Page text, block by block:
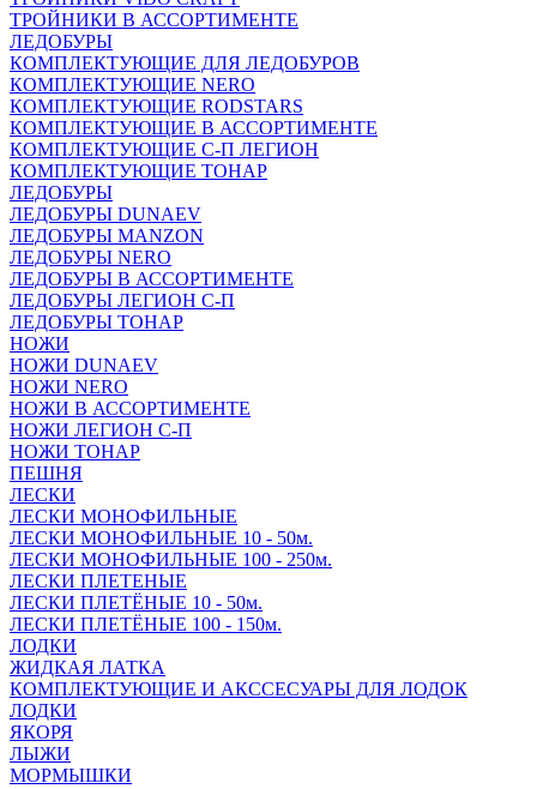
ТРОЙНИКИ В АССОРТИМЕНТЕ
ЛЕДОБУРЫ
КОМПЛЕКТУЮЩИЕ ДЛЯ ЛЕДОБУРОВ
КОМПЛЕКТУЮЩИЕ NERO
КОМПЛЕКТУЮЩИЕ RODSTARS
КОМПЛЕКТУЮЩИЕ В АССОРТИМЕНТЕ
КОМПЛЕКТУЮЩИЕ С-П ЛЕГИОН
КОМПЛЕКТУЮЩИЕ ТОНАР
ЛЕДОБУРЫ
ЛЕДОБУРЫ DUNAEV
ЛЕДОБУРЫ MANZON
ЛЕДОБУРЫ NERO
ЛЕДОБУРЫ В АССОРТИМЕНТЕ
ЛЕДОБУРЫ ЛЕГИОН С-П
ЛЕДОБУРЫ ТОНАР
НОЖИ
НОЖИ DUNAEV
НОЖИ NERO
НОЖИ В АССОРТИМЕНТЕ
НОЖИ ЛЕГИОН С-П
НОЖИ ТОНАР
ПЕШНЯ
ЛЕСКИ
ЛЕСКИ МОНОФИЛЬНЫЕ
ЛЕСКИ МОНОФИЛЬНЫЕ 10 - 50м.
ЛЕСКИ МОНОФИЛЬНЫЕ 100 - 250м.
ЛЕСКИ ПЛЕТЕНЫЕ
ЛЕСКИ ПЛЕТЁНЫЕ 10 - 50м.
ЛЕСКИ ПЛЕТЁНЫЕ 100 - 150м.
ЛОДКИ
ЖИДКАЯ ЛАТКА
КОМПЛЕКТУЮЩИЕ И АКССЕСУАРЫ ДЛЯ ЛОДОК
ЛОДКИ
ЯКОРЯ
ЛЫЖИ
МОРМЫШКИ